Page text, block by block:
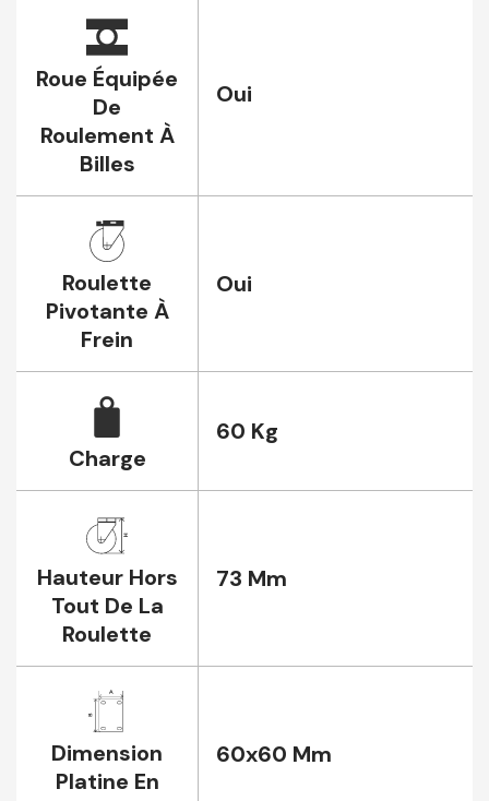
Roue Équipée
De
Roulement À
Billes
Oui
Roulette
Pivotante À
Frein
Oui
Charge
60 Kg
Hauteur Hors
Tout De La
Roulette
73 Mm
Dimension
Platine En
60x60 Mm